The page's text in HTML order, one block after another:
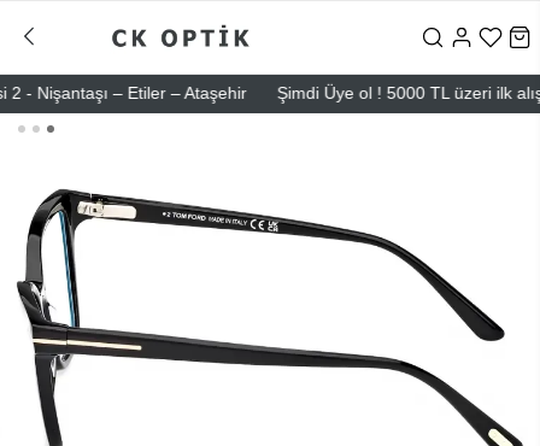
– Etiler – Ataşehir Şimdi Üye ol ! 5000 TL üzeri ilk